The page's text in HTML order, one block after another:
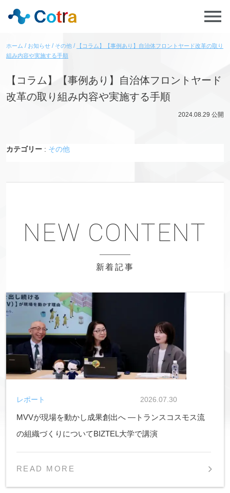
ホーム お知らせ その他
【コラム】【事例あり】自治体フロントヤード改革の取り
組み内容や実施する手順
【コラム】【事例あり】自治体フロントヤード
改革の取り組み内容や実施する手順
2024.08.29 公開
カテゴリー : その他
新着記事
MVVが現場を動かし成果創出へ ―トランスコスモス流
の組織づくりについてBIZTEL大学で講演
2026.07.30
レポート
READ MORE